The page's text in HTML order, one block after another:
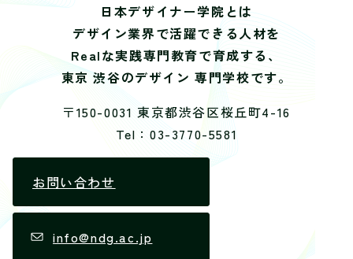
日本デザイナー学院とは
デザイン業界で活躍できる人材を
Realな実践専門教育で育成する、
東京 渋谷のデザイン 専門学校です。
〒150-0031 東京都渋谷区桜丘町4-16
Tel：03-3770-5581
お問い合わせ
info@ndg.ac.jp